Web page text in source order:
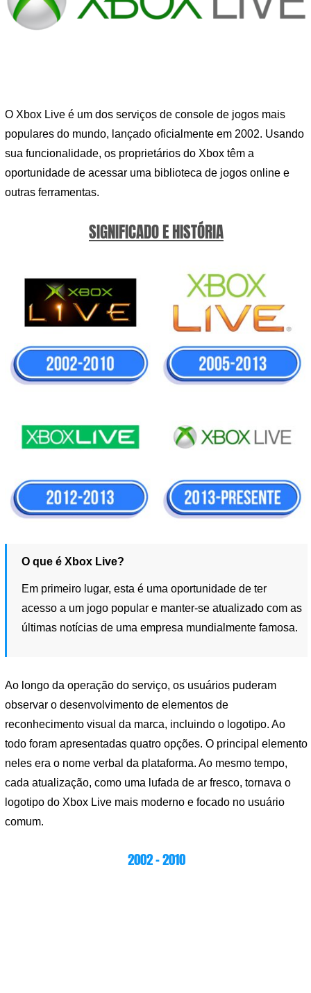
O Xbox Live é um dos serviços de console de jogos mais
populares do mundo, lançado oficialmente em 2002. Usando
sua funcionalidade, os proprietários do Xbox têm a
oportunidade de acessar uma biblioteca de jogos online e
outras ferramentas.
SIGNIFICADO E HISTÓRIA
O que é Xbox Live?
Em primeiro lugar, esta é uma oportunidade de ter
acesso a um jogo popular e manter-se atualizado com as
últimas notícias de uma empresa mundialmente famosa.
Ao longo da operação do serviço, os usuários puderam
observar o desenvolvimento de elementos de
reconhecimento visual da marca, incluindo o logotipo. Ao
todo foram apresentadas quatro opções. O principal elemento
neles era o nome verbal da plataforma. Ao mesmo tempo,
cada atualização, como uma lufada de ar fresco, tornava o
logotipo do Xbox Live mais moderno e focado no usuário
comum.
2002 – 2010